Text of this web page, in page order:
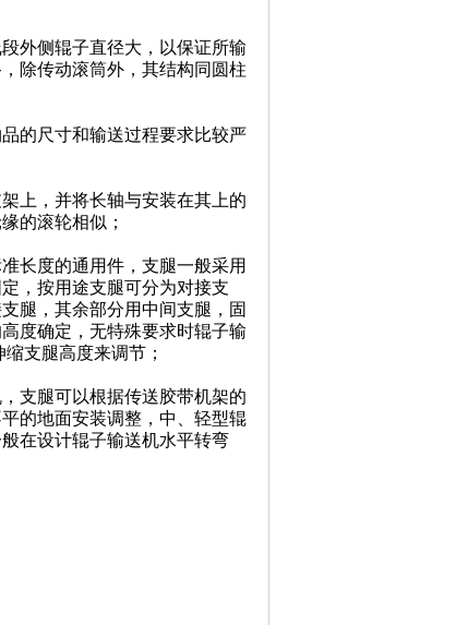
外侧辊子直径大，以保证所输
除传动滚筒外，其结构同圆柱
的尺寸和输送过程要求比较严
上，并将长轴与安装在其上的
的滚轮相似；
长度的通用件，支腿一般采用
，按用途支腿可分为对接支
腿，其余部分用中间支腿，固
度确定，无特殊要求时辊子输
缩支腿高度来调节；
支腿可以根据传送胶带机架的
的地面安装调整，中、轻型辊
在设计辊子输送机水平转弯